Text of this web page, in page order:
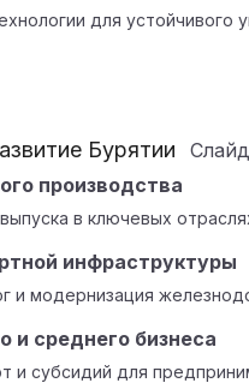
для устойчивого
Бурятии Слайд
производства
в ключевых
инфраструктуры
и модернизация
и среднего бизнеса
и субсидий для